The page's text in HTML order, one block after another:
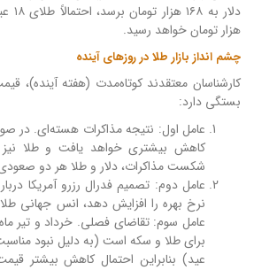
هزار تومان خواهد رسید.
چشم انداز بازار طلا در روزهای آینده
کارشناسان معتقدند کوتاه‌مدت (هفته آینده)،
بستگی دارد:
عامل اول: نتیجه مذاکرات هسته‌ای. در
کاهش بیشتری خواهد یافت و طلا
شکست مذاکرات، دلار و طلا هر دو
عامل دوم: تصمیم فدرال رزرو آمریکا
نرخ بهره را افزایش دهد، انس جهانی
عامل سوم: تقاضای فصلی. خرداد و تیر
برای طلا و سکه است (به دلیل نبود
عید) بنابراین احتمال کاهش بیشتر